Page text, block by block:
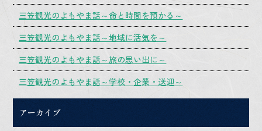
三笠観光のよもやま話～命と時間を預かる～
三笠観光のよもやま話～地域に活気を～
三笠観光のよもやま話～旅の思い出に～
三笠観光のよもやま話～学校・企業・送迎～
アーカイブ